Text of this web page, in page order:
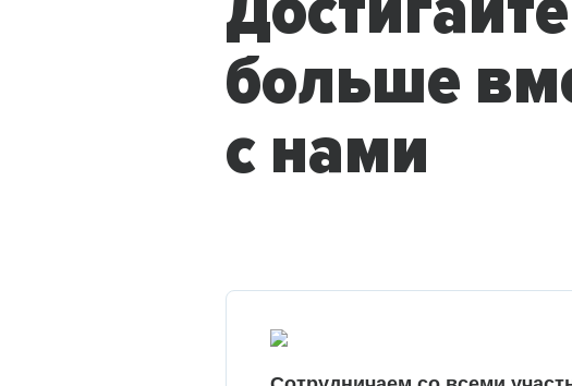
больше
с нами